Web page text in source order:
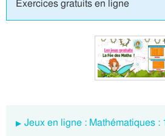
Exercices gratuits en ligne
Jeux en ligne : Mathématiques :